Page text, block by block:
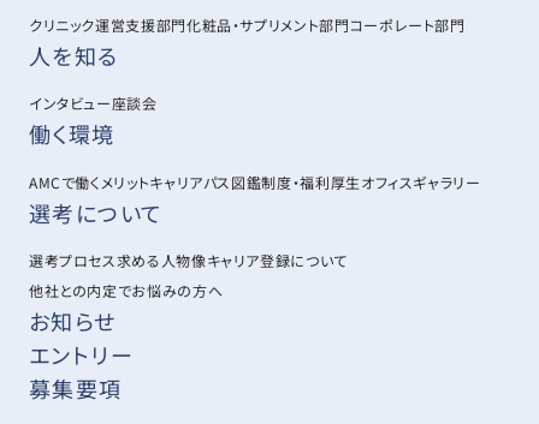
クリニック運営支援部門化粧品・サプリメント部門コーポレート部門
人を知る
インタビュー座談会
働く環境
AMCで働くメリットキャリアパス図鑑制度・福利厚生オフィスギャラリー
選考について
選考プロセス求める人物像キャリア登録について
他社との内定でお悩みの方へ
お知らせ
エントリー
募集要項